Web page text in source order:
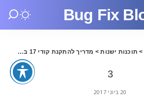
Bug Fix
> תוכנות ישנות> מדריך להתקנת קודי 17 בעברית
3
20 ביוני 2017